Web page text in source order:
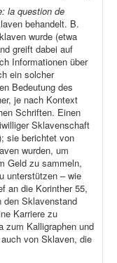
la question de
behandelt. B.
wurde (etwa
greift dabei auf
Informationen über
ein solcher
Bedeutung des
je nach Kontext
Schriften. Einen
Sklavenschaft
sie berichtet von
wurden, um
Geld zu sammeln,
unterstützen – wie
an die Korinther 55,
den Sklavenstand
Karriere zu
zum Kalligraphen und
von Sklaven, die